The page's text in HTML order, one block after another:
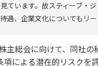
ています。故スティーブ・
、企業文化についてもリー
主総会に向けて、同社の
による潜在的リスクを